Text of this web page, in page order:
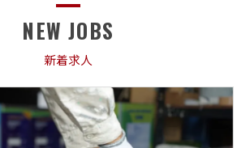
新着求人
NEW JOBS